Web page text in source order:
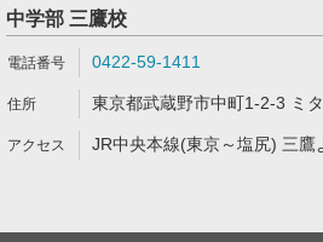
中学部 三鷹校
0422-59-1411
東京都武蔵野市中町1-2-3 ミ
JR中央本線(東京～塩尻) 三鷹